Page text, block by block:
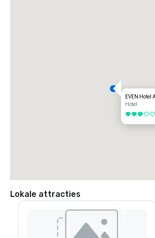
EVEN Hotel
Hotel
3 van 5
Lokale attracties